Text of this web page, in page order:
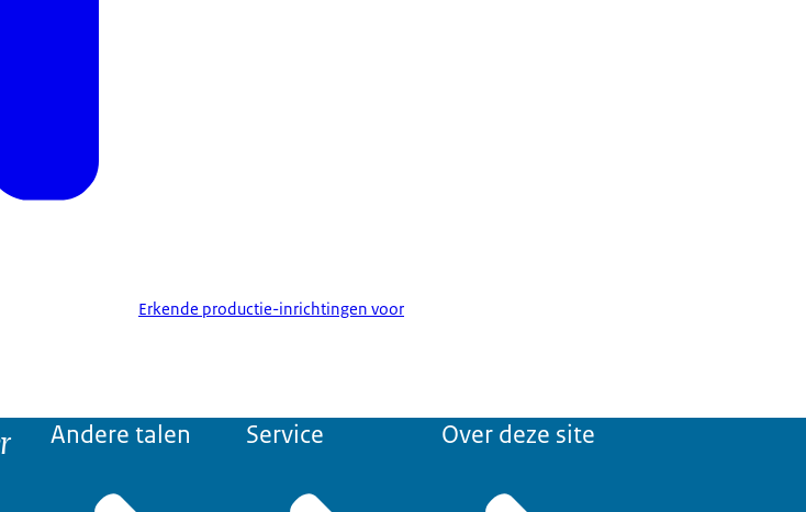
Erkende productie-inrichtingen voor
Andere talen Service Over deze site